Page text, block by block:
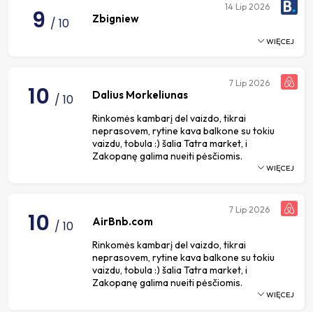
9 / 10 Zbigniew
14 Lip 2026
WIĘCEJ
10 / 10 Dalius Morkeliunas
Rinkomės kambarį del vaizdo, tikrai
neprasovem, rytine kava balkone su tokiu
vaizdu, tobula :) šalia Tatra market, i
Zakopanę galima nueiti pėsčiomis.
7 Lip 2026
WIĘCEJ
10 / 10 AirBnb.com
Rinkomės kambarį del vaizdo, tikrai
neprasovem, rytine kava balkone su tokiu
vaizdu, tobula :) šalia Tatra market, i
Zakopanę galima nueiti pėsčiomis.
7 Lip 2026
WIĘCEJ